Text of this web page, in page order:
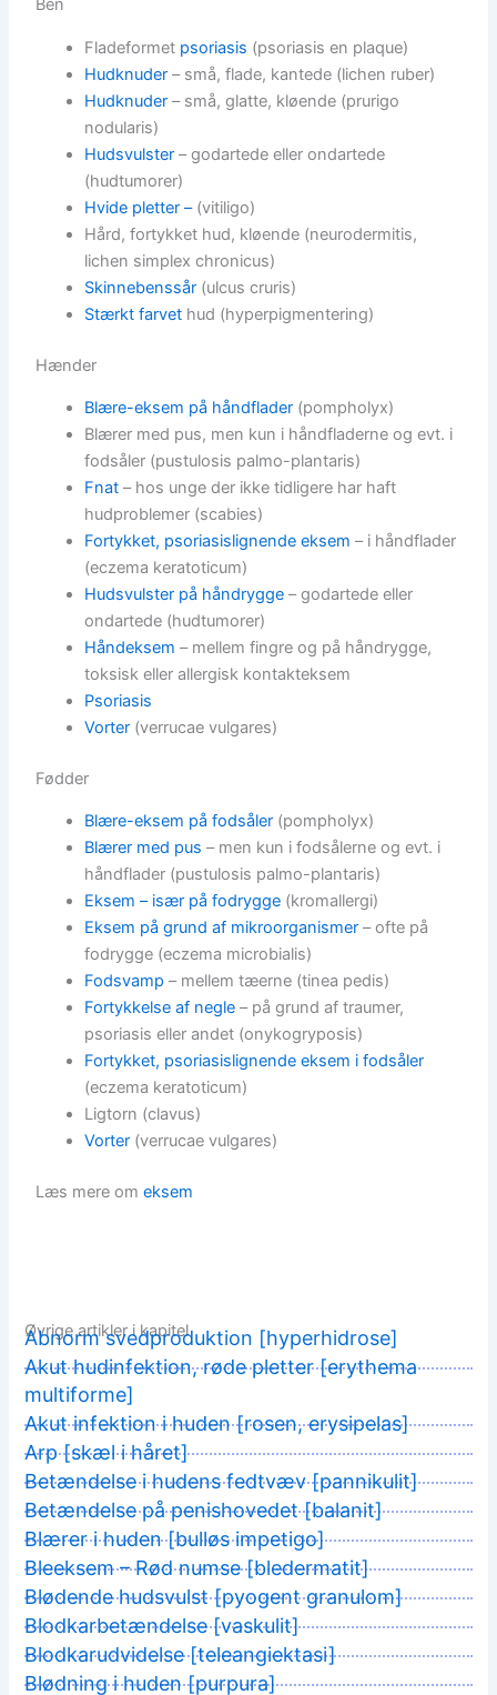
Ben
Fladeformet psoriasis (psoriasis en plaque)
Hudknuder – små, flade, kantede (lichen ruber)
Hudknuder – små, glatte, kløende (prurigo
nodularis)
Hudsvulster – godartede eller ondartede
(hudtumorer)
Hvide pletter – (vitiligo)
Hård, fortykket hud, kløende (neurodermitis,
lichen simplex chronicus)
Skinnebenssår (ulcus cruris)
Stærkt farvet hud (hyperpigmentering)
Hænder
Blære-eksem på håndflader (pompholyx)
Blærer med pus, men kun i håndfladerne og evt. i
fodsåler (pustulosis palmo-plantaris)
Fnat – hos unge der ikke tidligere har haft
hudproblemer (scabies)
Fortykket, psoriasislignende eksem – i håndflader
(eczema keratoticum)
Hudsvulster på håndrygge – godartede eller
ondartede (hudtumorer)
Håndeksem – mellem fingre og på håndrygge,
toksisk eller allergisk kontakteksem
Psoriasis
Vorter (verrucae vulgares)
Fødder
Blære-eksem på fodsåler (pompholyx)
Blærer med pus – men kun i fodsålerne og evt. i
håndflader (pustulosis palmo-plantaris)
Eksem – især på fodrygge (kromallergi)
Eksem på grund af mikroorganismer – ofte på
fodrygge (eczema microbialis)
Fodsvamp – mellem tæerne (tinea pedis)
Fortykkelse af negle – på grund af traumer,
psoriasis eller andet (onykogryposis)
Fortykket, psoriasislignende eksem i fodsåler
(eczema keratoticum)
Ligtorn (clavus)
Vorter (verrucae vulgares)
Læs mere omeksem
Øvrige artikler i kapitel
Abnorm svedproduktion [hyperhidrose]
Akut hudinfektion, røde pletter [erythema
multiforme]
Akut infektion i huden [rosen, erysipelas]
Arp [skæl i håret]
Betændelse i hudens fedtvæv [pannikulit]
Betændelse på penishovedet [balanit]
Blærer i huden [bulløs impetigo]
Bleeksem – Rød numse [bledermatit]
Blødende hudsvulst [pyogent granulom]
Blodkarbetændelse [vaskulit]
Blodkarudvidelse [teleangiektasi]
Blødning i huden [purpura]